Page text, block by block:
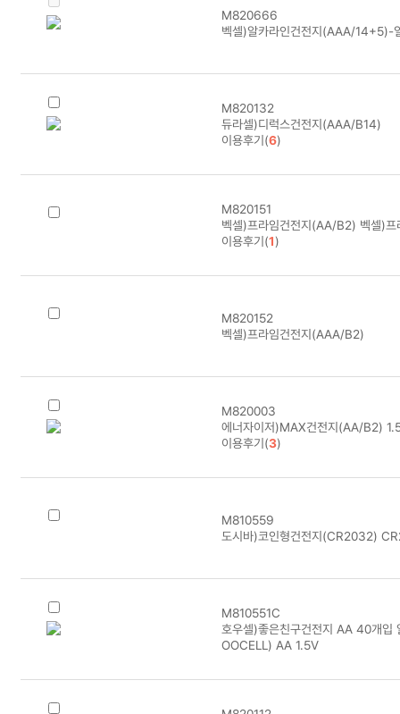
M820666
벡셀)알카라인건전지(AAA/14+5)-
M820132
듀라셀)디럭스건전지(AAA/B14)
이용후기(6)
M820151
벡셀)프라임건전지(AA/B2) 벡셀)
이용후기(1)
M820152
벡셀)프라임건전지(AAA/B2)
M820003
에너자이저)MAX건전지(AA/B2)
이용후기(3)
M810559
도시바)코인형건전지(CR2032)
M810551C
호우셀)좋은친구건전지 AA 40개
OOCELL) AA 1.5V